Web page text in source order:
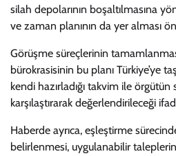
silah depolarının boşaltılmasına
ve zaman planının da yer alması
Görüşme süreçlerinin
bürokrasisinin bu planı Türkiye’ye
kendi hazırladığı takvim ile örgütün
karşılaştırarak değerlendirileceği
Haberde ayrıca, eşleştirme
belirlenmesi, uygulanabilir